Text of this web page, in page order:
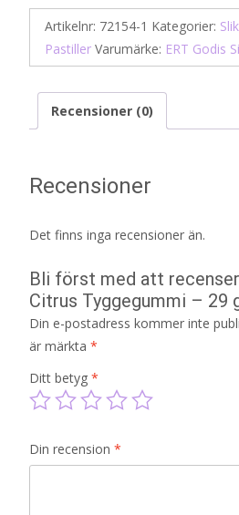
Artikelnr: 72154-1 Kategorier: Slik
Pastiller Varumärke: ERT Godis
Recensioner (0)
Recensioner
Det finns inga recensioner än.
Bli först med att
Citrus Tyggegummi – 29
Din e-postadress kommer inte
är märkta *
Ditt betyg *
Din recension *